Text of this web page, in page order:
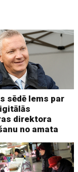
sēdē lems par
direktora
no amata